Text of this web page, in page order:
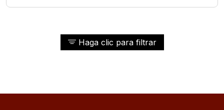
Haga clic para filtrar